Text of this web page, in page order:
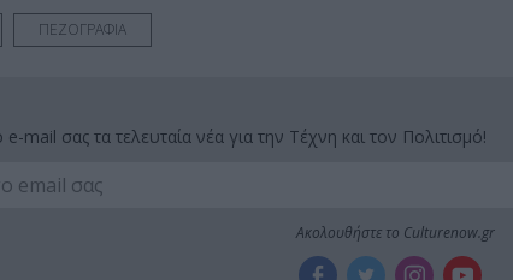
ΠΕΖΟΓΡΑΦΙΑ
mail σας τα τελευταία νέα για την Τέχνη και τον Πολιτισμό!
Ακολουθήστε το Culturenow.gr